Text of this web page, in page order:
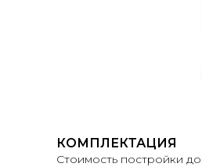
КОМПЛЕКТАЦИЯ
Стоимость постройки